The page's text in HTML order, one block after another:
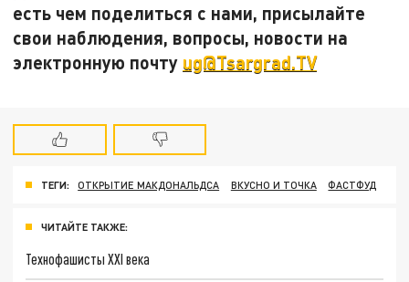
есть чем поделиться с нами, присылайте
свои наблюдения, вопросы, новости на
электронную почту ug@Tsargrad.TV
ТЕГИ: ОТКРЫТИЕ МАКДОНАЛЬДСА ВКУСНО И ТОЧКА ФАСТФУД
ЧИТАЙТЕ ТАКЖЕ:
Технофашисты XXI века